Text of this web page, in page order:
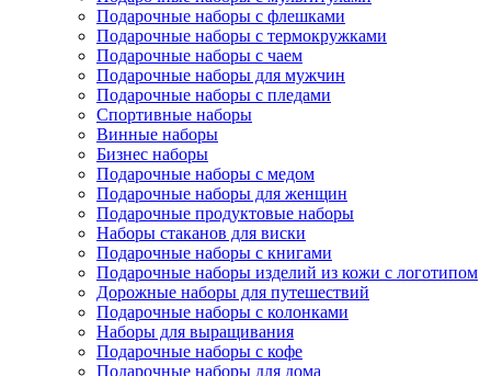
Подарочные наборы с флешками
Подарочные наборы с термокружками
Подарочные наборы с чаем
Подарочные наборы для мужчин
Подарочные наборы с пледами
Спортивные наборы
Винные наборы
Бизнес наборы
Подарочные наборы с медом
Подарочные наборы для женщин
Подарочные продуктовые наборы
Наборы стаканов для виски
Подарочные наборы с книгами
Подарочные наборы изделий из кожи с логотипом
Дорожные наборы для путешествий
Подарочные наборы с колонками
Наборы для выращивания
Подарочные наборы с кофе
Подарочные наборы для дома